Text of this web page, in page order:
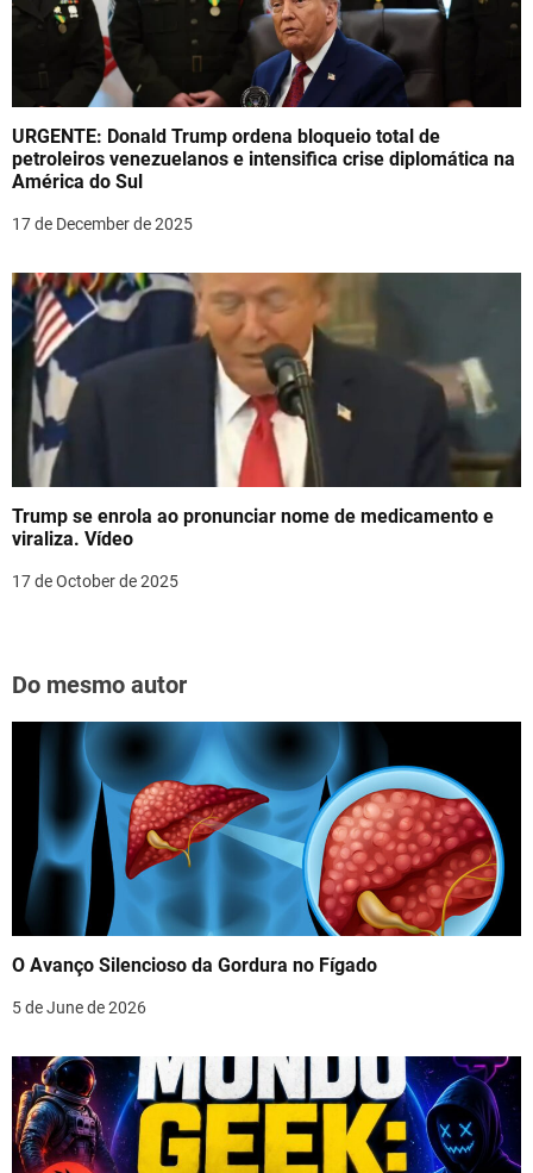
URGENTE: Donald Trump ordena bloqueio total de
petroleiros venezuelanos e intensifica crise diplomática na
América do Sul
17 de December de 2025
Trump se enrola ao pronunciar nome de medicamento e
viraliza. Vídeo
17 de October de 2025
Do mesmo autor
O Avanço Silencioso da Gordura no Fígado
5 de June de 2026